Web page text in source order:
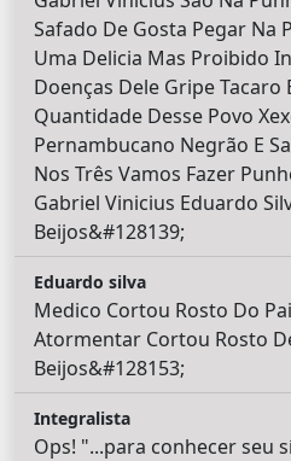
Safado De Gosta Pegar Na
Uma Delicia Mas Proibido
Doenças Dele Gripe
Quantidade Desse Povo
Pernambucano Negrão E
Nos Três Vamos Fazer
Gabriel Vinicius Eduardo
Beijos&#128139;
Eduardo silva
Medico Cortou Rosto Do
Atormentar Cortou Rosto
Beijos&#128153;
Integralista
Ops! "...para conhecer seu